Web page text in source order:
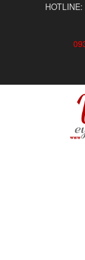
HOTLINE: